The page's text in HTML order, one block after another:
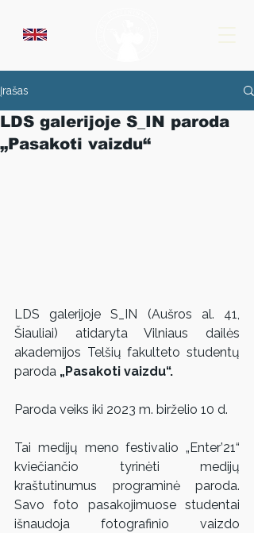
Įrašas
LDS galerijoje S_IN paroda
„Pasakoti vaizdu“
LDS galerijoje S_IN (Aušros al. 41,
Šiauliai) atidaryta Vilniaus dailės
akademijos Telšių fakulteto studentų
paroda „Pasakoti vaizdu“.
Paroda veiks iki 2023 m. birželio 10 d.
Tai medijų meno festivalio „Enter’21“
kviečiančio tyrinėti medijų
kraštutinumus programinė paroda.
Savo foto pasakojimuose studentai
išnaudoja fotografinio vaizdo